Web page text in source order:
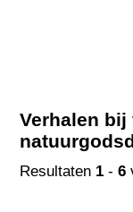
Verhalen
Resultaten 1 -6